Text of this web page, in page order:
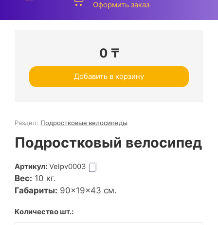
Оформить заказ
0 ₸
Добавить в корзину
Раздел: Подростковые велосипеды
Подростковый велосипед
Артикул: Velpv0003
Вес: 10 кг.
Габариты: 90×19×43 см.
Количество шт.: